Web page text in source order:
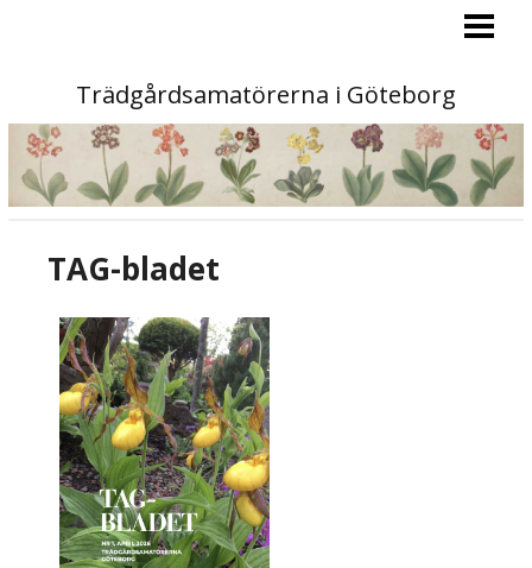
AKTIVITETER
KONTAKT
TAG-BLADET
STA »
Trädgårdsamatörerna i Göteborg
TAG-bladet